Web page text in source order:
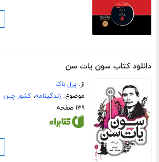
دانلود کتاب سون یات سن
از:پرل باک
موضوع:زندگینامه،کشور چین
۱۳۹ صفحه